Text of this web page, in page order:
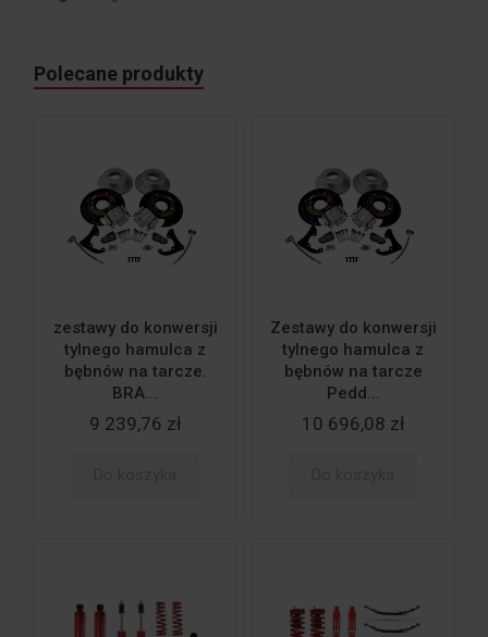
Polecane produkty
zestawy do konwersji
tylnego hamulca z
bębnów na tarcze.
BRA...
9 239,76 zł
Zestawy do konwersji
tylnego hamulca z
bębnów na tarcze
Pedd...
10 696,08 zł